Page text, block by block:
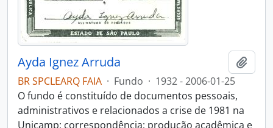
Ayda Ignez Arruda
BR SPCLEARQ FAIA · Fundo · 1932 - 2006-01-25
O fundo é constituído de documentos pessoais,
administrativos e relacionados a crise de 1981 na
Unicamp; correspondência; produção acadêmica e